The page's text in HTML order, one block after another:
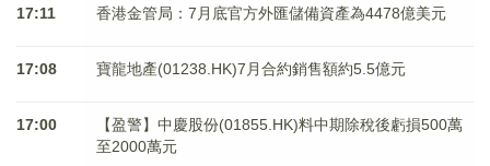
17:11 香港金管局：7月底官方外匯儲備資產為4478億美元
17:08 寶龍地產(01238.HK)7月合約銷售額約5.5億元
17:00
【盈警】中慶股份(01855.HK)料中期除稅後虧損500萬
至2000萬元